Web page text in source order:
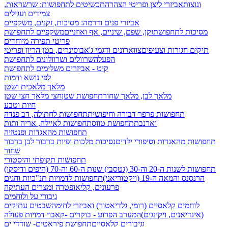
ונוצותאביזרי ליצן ופריטי הצהרהתכשיטים לתחפושות: שרשראות,
צמידים ועגילים
אביזרי פנים ודרמה: מסיכות, זקנים, משקפיים
מסיכות לתחפושתזקן, שפם, שיניים, אף ואוזנייםמשקפיים לתחפושת
פריטי תפירה מיוחדים
תיקים חגורות וצעיפיםצווארונים ודגמי ג'אבוסינרים, בטן הריון ופריטי
הפעלהשרוולים ושרוולונים לתחפושת
קיט - אביזרים משלימים לתחפושת
לפי נושא ודמות
מלאך מלאכית ושטן
מלאך לבן, מלאך שחורתחפושת שטןחצי מלאך חצי שטן
חיות וטבע
תחפושות פרפר דבורה וחיפושיתתחפושות לחתולה, דב פנדה
וארנבתתחפושת טווסתחפושות לאיילה, אריה ותות
תחפושות מהאגדות ופנטזיה
תחפושות מהאגדות וסיפורי ילדיםנסיכות מלכות ופיות ברבור לבן ברבור
שחור
תחפושות תקופתי והיסטורי
תחפושות לשנות ה-20 וה-30 (גטסבי)
שנות ה-60 וה-70 (היפים ודיסקו)
הרנסנס והמאה ה-19 (ויקטוריאני)
תחפושות לדמויות תנ"כיות וחגים
פרעונים, קליאופטרה ומצרים העתיקה
גיבורי על ולוחמים
לוחמים קלאסיים (רומי, גלדיאטור) ואביזרי לחימהשבטים עתיקים
(אינדיאנים, ויקינגים)המערב הפרוע - בוקרים -קאבוי דמויות פעולה
וגיבורים קלאסייםתחפושת פיראטים- שודדי ים